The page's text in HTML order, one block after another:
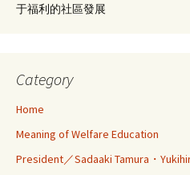
于福利的社區發展
Category
Home
Meaning of Welfare Education
President／Sadaaki Tamura・